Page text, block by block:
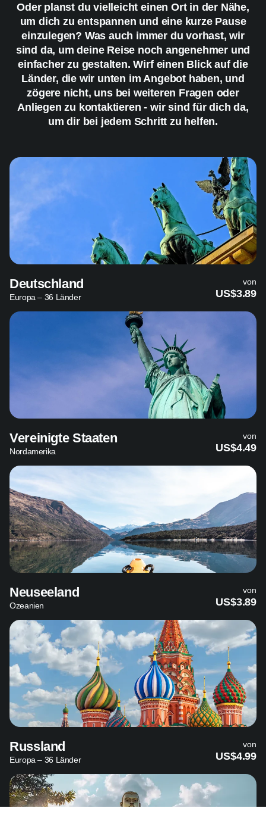
Oder planst du vielleicht einen Ort in der Nähe,
um dich zu entspannen und eine kurze Pause
einzulegen? Was auch immer du vorhast, wir
sind da, um deine Reise noch angenehmer und
einfacher zu gestalten. Wirf einen Blick auf die
Länder, die wir unten im Angebot haben, und
zögere nicht, uns bei weiteren Fragen oder
Anliegen zu kontaktieren - wir sind für dich da,
um dir bei jedem Schritt zu helfen.
Deutschland
Europa – 36 Länder
von
US$3.89
Vereinigte Staaten
Nordamerika
von
US$4.49
Neuseeland
Ozeanien
von
US$3.89
Russland
Europa – 36 Länder
von
US$4.99